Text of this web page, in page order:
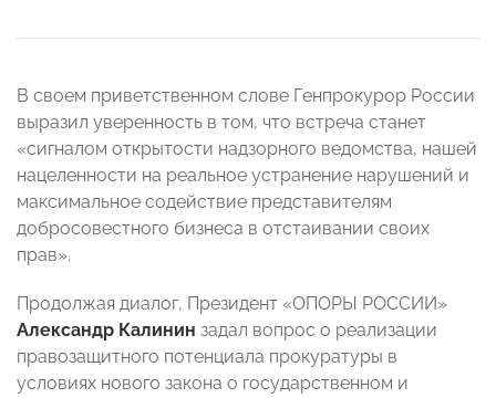
В своем приветственном слове Генпрокурор России
выразил уверенность в том, что встреча станет
«сигналом открытости надзорного ведомства, нашей
нацеленности на реальное устранение нарушений и
максимальное содействие представителям
добросовестного бизнеса в отстаивании своих
прав».
Продолжая диалог, Президент «ОПОРЫ РОССИИ»
Александр Калинин задал вопрос о реализации
правозащитного потенциала прокуратуры в
условиях нового закона о государственном и